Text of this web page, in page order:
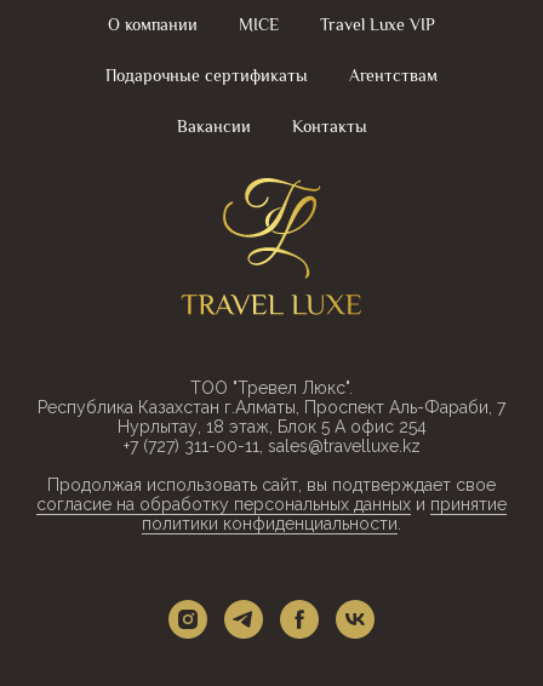
О компании MICE Travel Luxe VIP
Подарочные сертификаты Агентствам
Вакансии Контакты
ТОО "Тревел Люкс".
Республика Казахстан г.Алматы, Проспект Аль-Фараби, 7
Нурлытау, 18 этаж, Блок 5 А офис 254
+7 (727) 311-00-11, sales@travelluxe.kz
Продолжая использовать сайт, вы подтверждает свое
согласие на обработку персональных данных и принятие
политики конфиденциальности